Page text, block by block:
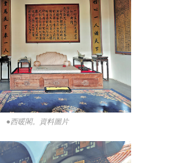
●西暖閣。資料圖片